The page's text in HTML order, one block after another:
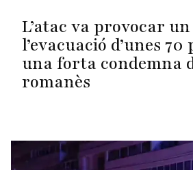
L’atac va provocar
l’evacuació d’unes
una forta condemna
romanès